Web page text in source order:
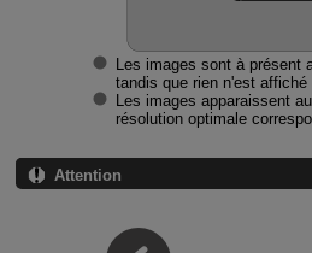
Les images sont à présent
tandis que rien n'est affiché
Les images apparaissent
résolution optimale
Attention